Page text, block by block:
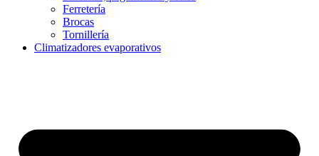
Ferretería
Brocas
Tornillería
Climatizadores evaporativos